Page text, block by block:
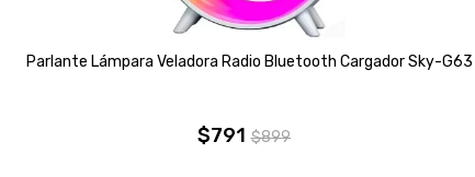
Parlante Lámpara Veladora Radio Bluetooth Cargador Sky-G63
$899
El
$791
El